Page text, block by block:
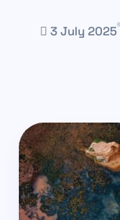
3 July 2025